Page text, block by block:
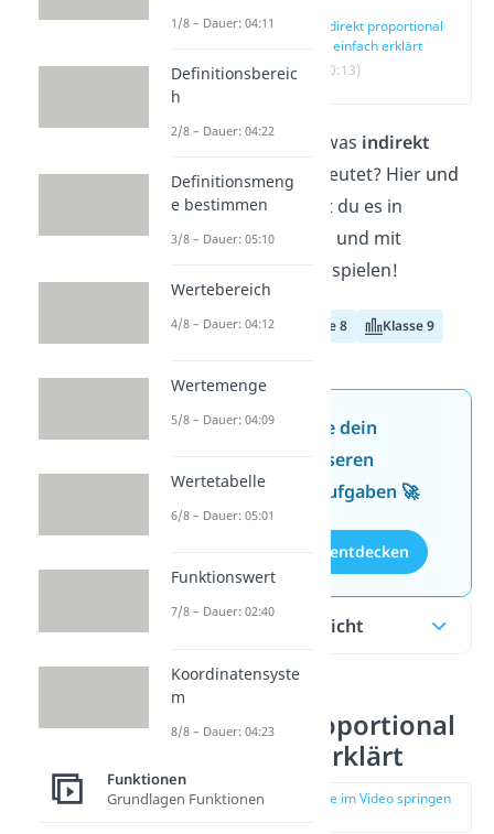
Indirekt proportional
— einfach erklärt
(00:13)
Du willst wissen, was indirekt
proportionalbedeutet? Hier und
imVideoerfährst du es in
einfachen Worten und mit
anschaulichen Beispielen!
Klasse 7 Klasse 8 Klasse 9
Jetzt neu: Teste dein
Wissen mit unseren
kostenlosen Aufgaben 🚀
Aufgaben entdecken
Inhaltsübersicht
Indirekt proportional
— einfach erklärt
zur Stelle im Video springen
1/8 – Dauer: 04:11
Definitionsbereic
h
2/8 – Dauer: 04:22
Definitionsmeng
e bestimmen
3/8 – Dauer: 05:10
Wertebereich
4/8 – Dauer: 04:12
Wertemenge
5/8 – Dauer: 04:09
Wertetabelle
6/8 – Dauer: 05:01
Funktionswert
7/8 – Dauer: 02:40
Koordinatensyste
m
8/8 – Dauer: 04:23
Funktionen
Grundlagen Funktionen